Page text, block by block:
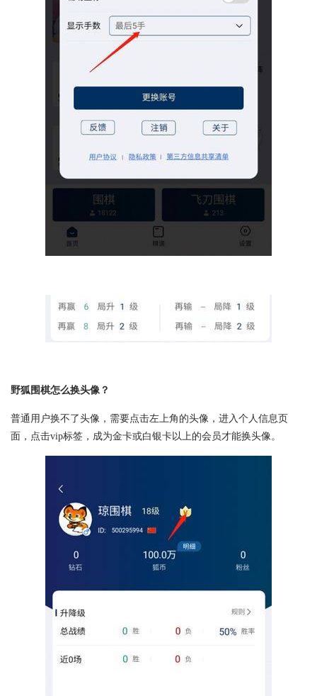
野狐围棋怎么换头像？
普通用户换不了头像，需要点击左上角的头像，进入个人信息页
面，点击vip标签，成为金卡或白银卡以上的会员才能换头像。